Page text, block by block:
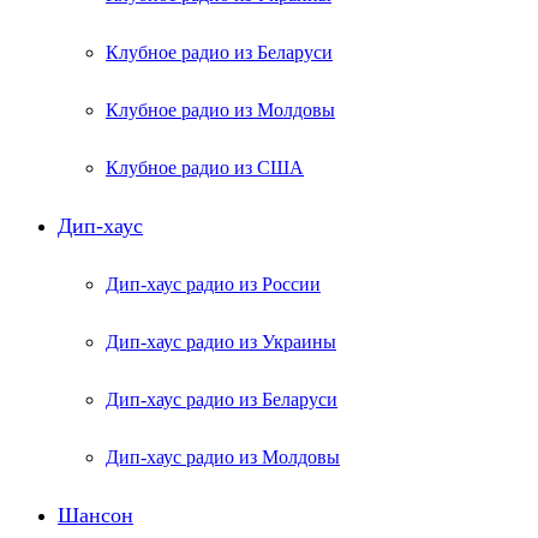
Клубное радио из Беларуси
Клубное радио из Молдовы
Клубное радио из США
Дип-хаус
Дип-хаус радио из России
Дип-хаус радио из Украины
Дип-хаус радио из Беларуси
Дип-хаус радио из Молдовы
Шансон